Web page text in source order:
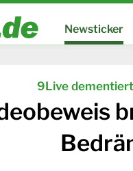
Newsticker
9Live